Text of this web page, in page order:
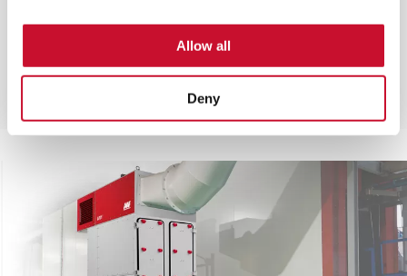
Allow all
Deny
Une efficacité maximale pour une grande gamme
besoins de la plupart des industries et des